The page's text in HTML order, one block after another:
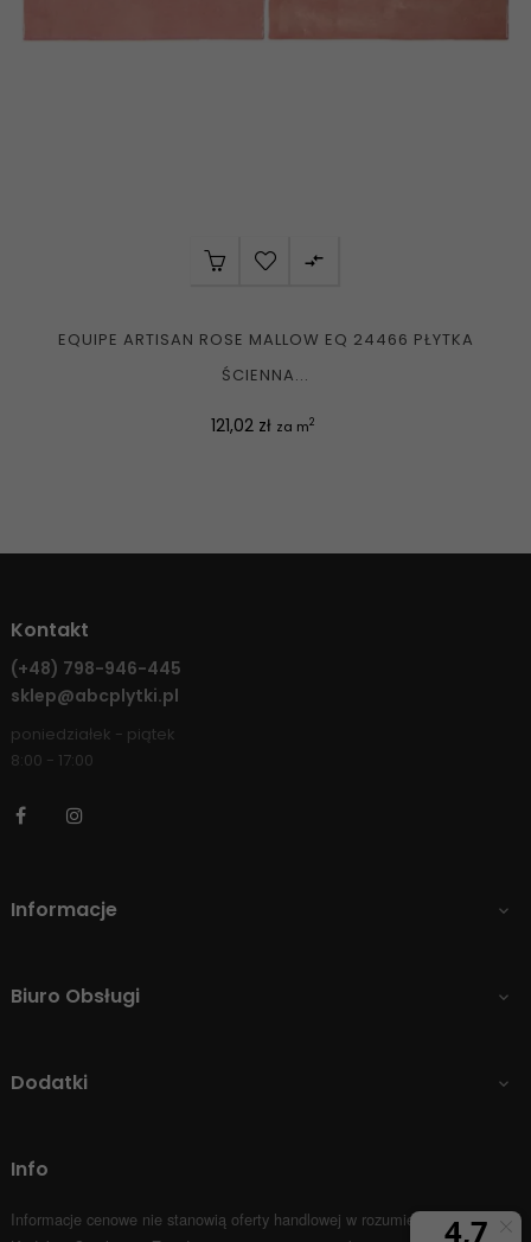

EQUIPE ARTISAN ROSE MALLOW EQ 24466 PŁYTKA
ŚCIENNA...
Cena
121,02 zł za m2
Kontakt
(+48) 798-946-445
sklep@abcplytki.pl
poniedziałek - piątek
8:00 - 17:00
Facebook
Informacje 
Biuro Obsługi 
Dodatki 
Info
Informacje cenowe nie stanowią oferty handlowej w rozumieniu Art.66 par.1